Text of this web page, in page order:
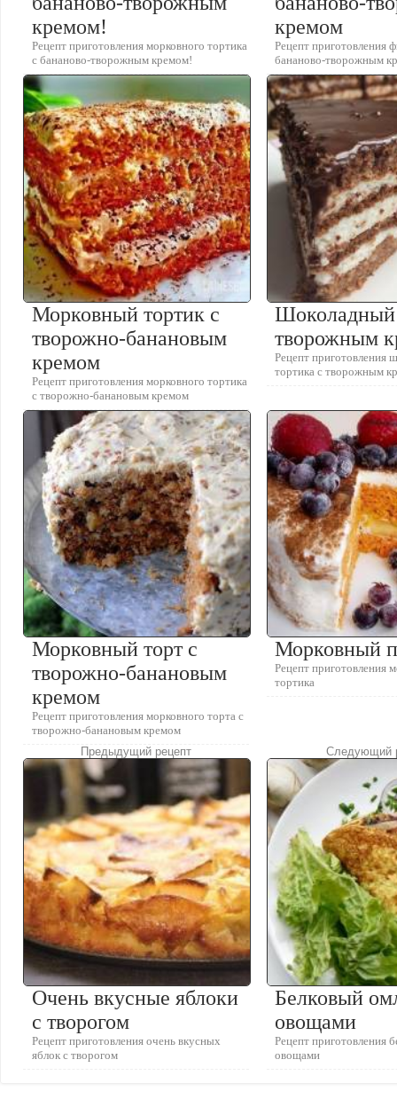
кремом!
Рецепт приготовления морковного тортика
с бананово-творожным кремом!
кремом
Рецепт приготовления
бананово-творожным
Морковный тортик с
творожно-банановым
кремом
Рецепт приготовления морковного тортика
с творожно-банановым кремом
Шоколадный
творожным
Рецепт приготовления
тортика с творожным
Морковный торт с
творожно-банановым
кремом
Рецепт приготовления морковного торта с
творожно-банановым кремом
Морковный
Рецепт приготовления
тортика
Предыдущий рецепт
Очень вкусные яблоки
с творогом
Рецепт приготовления очень вкусных
яблок с творогом
Следующий
Белковый
овощами
Рецепт приготовления
овощами